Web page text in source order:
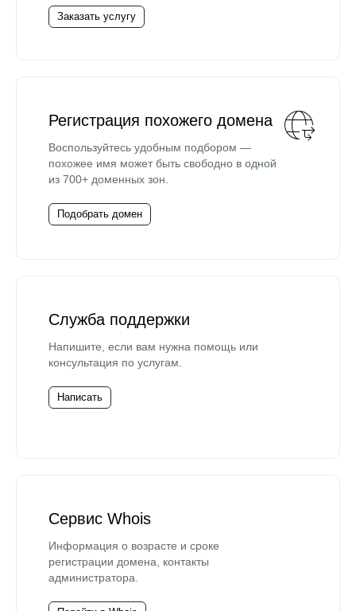
Заказать услугу
Регистрация похожего домена
Воспользуйтесь удобным подбором —
похожее имя может быть свободно в одной
из 700+ доменных зон.
Подобрать домен
Служба поддержки
Напишите, если вам нужна помощь или
консультация по услугам.
Написать
Сервис Whois
Информация о возрасте и сроке
регистрации домена, контакты
администратора.